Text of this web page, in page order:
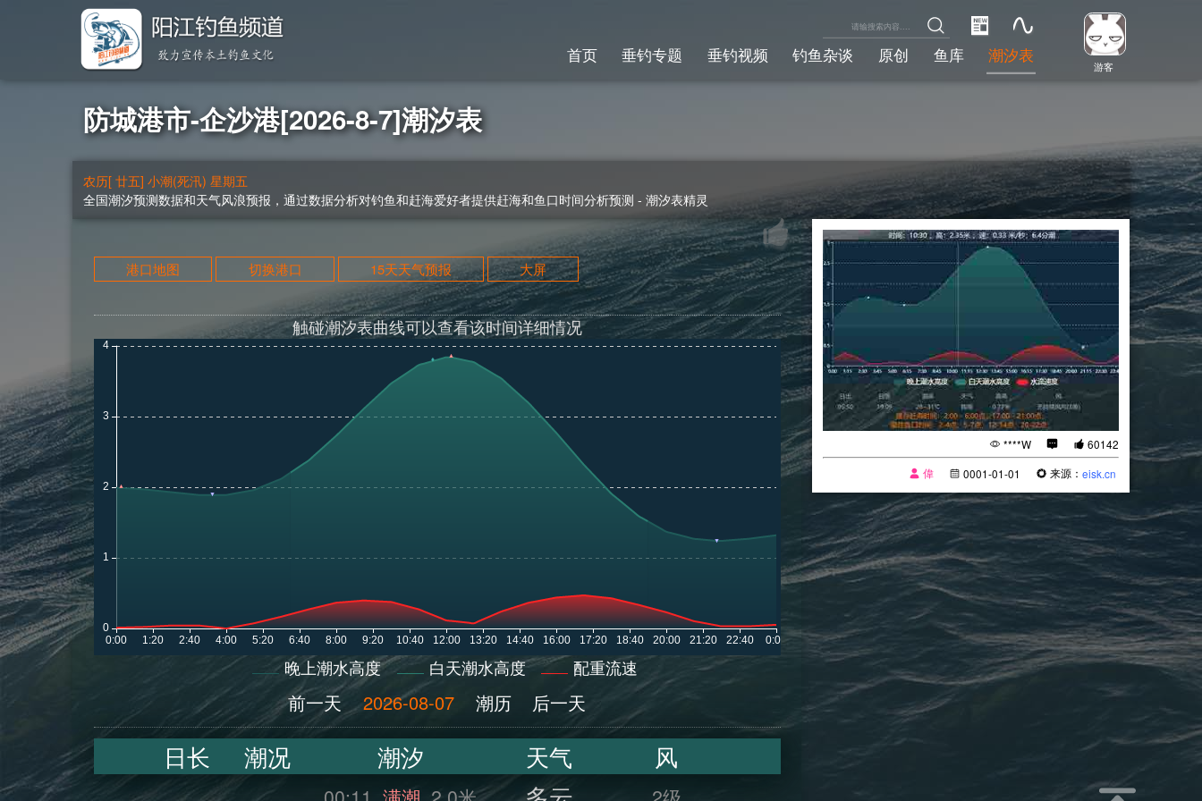
游客
首页 垂钓专题 垂钓视频 钓鱼杂谈 原创 鱼库 潮汐表
防城港市-企沙港[2026-8-7]潮汐表
农历[ 廿五] 小潮(死汛) 星期五
全国潮汐预测数据和天气风浪预报，通过数据分析对钓鱼和赶海爱好者提供赶海和鱼口时间分析预测 - 潮汐表精灵
港口地图 切换港口 15天天气预报 大屏
触碰潮汐表曲线可以查看该时间详细情况
晚上潮水高度 白天潮水高度 配重流速
前一天 2026-08-07 潮历 后一天
日长 潮况 潮汐 天气 风
****W
60142
偉
0001-01-01 来源：eisk.cn